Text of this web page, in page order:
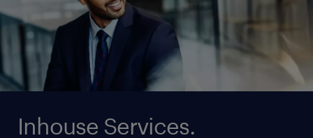
Inhouse Services.